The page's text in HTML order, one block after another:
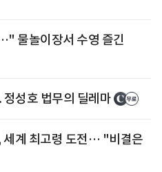
물놀이장서 수영 즐긴
성호 법무의 딜레마
세계 최고령 도전… "비결은